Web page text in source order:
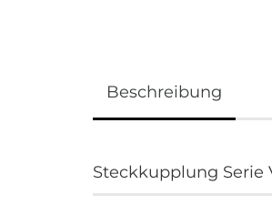
Beschreibung
Steckkupplung Serie